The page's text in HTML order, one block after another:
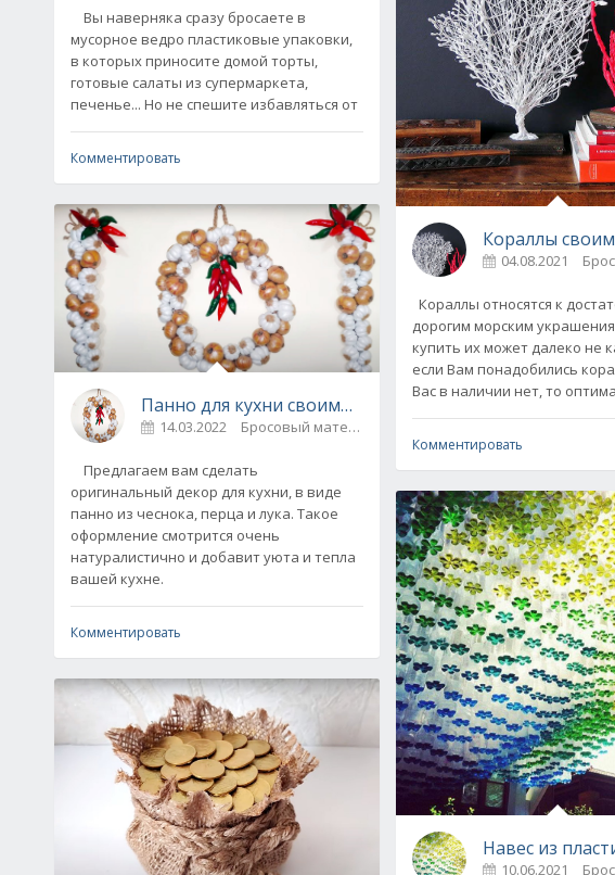
Вы наверняка сразу бросаете в
мусорное ведро пластиковые упаковки,
в которых приносите домой торты,
готовые салаты из супермаркета,
печенье... Но не спешите избавляться от
Комментировать
Панно для кухни своими руками (видео)
14.03.2022
Предлагаем вам сделать
оригинальный декор для кухни, в виде
панно из чеснока, перца и лука. Такое
оформление смотрится очень
натуралистично и добавит уюта и тепла
вашей кухне.
Комментировать
Кораллы
04.08.2021
Кораллы относятся к
дорогим морским
купить их может далеко не
если Вам понадобились
Вас в наличии нет, то
Комментировать
Навес из
10.06.2021